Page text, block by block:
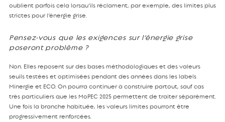
oublient parfois cela lorsqu’ils réclament, par exemple, des limites plus
strictes pour l’énergie grise.
Pensez-vous que les exigences sur l’énergie grise
poseront problème ?
Non. Elles reposent sur des bases méthodologiques et des valeurs
seuils testées et optimisées pendant des années dans les labels
Minergie et ECO. On pourra continuer à construire partout, sauf cas
très particuliers que les MoPEC 2025 permettent de traiter séparément.
Une fois la branche habituée, les valeurs limites pourront être
progressivement renforcées.